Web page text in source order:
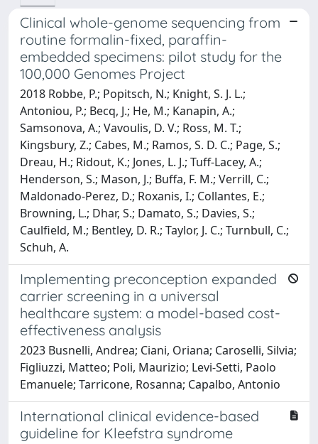
Clinical whole-genome sequencing from
routine formalin-fixed, paraffin-
embedded specimens: pilot study for the
100,000 Genomes Project
2018 Robbe, P.; Popitsch, N.; Knight, S. J. L.;
Antoniou, P.; Becq, J.; He, M.; Kanapin, A.;
Samsonova, A.; Vavoulis, D. V.; Ross, M. T.;
Kingsbury, Z.; Cabes, M.; Ramos, S. D. C.; Page, S.;
Dreau, H.; Ridout, K.; Jones, L. J.; Tuff-Lacey, A.;
Henderson, S.; Mason, J.; Buffa, F. M.; Verrill, C.;
Maldonado-Perez, D.; Roxanis, I.; Collantes, E.;
Browning, L.; Dhar, S.; Damato, S.; Davies, S.;
Caulfield, M.; Bentley, D. R.; Taylor, J. C.; Turnbull, C.;
Schuh, A.
Implementing preconception expanded
carrier screening in a universal
healthcare system: a model-based cost-
effectiveness analysis
2023 Busnelli, Andrea; Ciani, Oriana; Caroselli, Silvia;
Figliuzzi, Matteo; Poli, Maurizio; Levi-Setti, Paolo
Emanuele; Tarricone, Rosanna; Capalbo, Antonio
International clinical evidence-based
guideline for Kleefstra syndrome